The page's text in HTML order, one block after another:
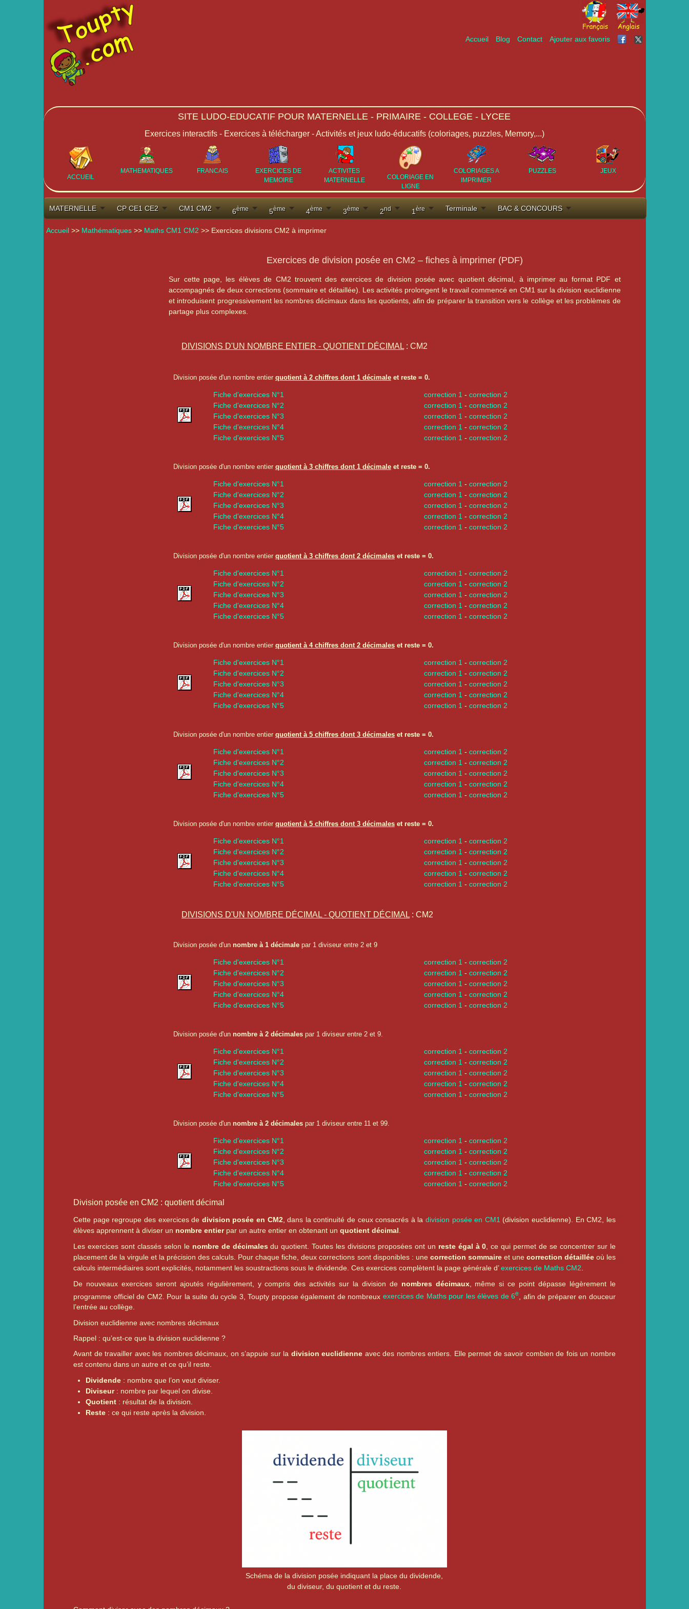
Accueil Blog Contact Ajouter aux favoris
SITE LUDO-EDUCATIF POUR MATERNELLE - PRIMAIRE - COLLEGE - LYCEE
Exercices interactifs - Exercices à télécharger - Activités et jeux ludo-éducatifs (coloriages, puzzles, Memory,...)
ACCUEIL
MATHEMATIQUES FRANCAIS
EXERCICES DE
MEMOIRE
ACTIVITES
MATERNELLE
COLORIAGE EN
LIGNE
COLORIAGES A
IMPRIMER
PUZZLES JEUX
MATERNELLE CP CE1 CE2 CM1 CM2 6ème 5ème 4ème 3ème 2nd 1ère Terminale BAC & CONCOURS
Accueil >> Mathématiques>> Maths CM1 CM2 >> Exercices divisions CM2 à imprimer
Exercices de division posée en CM2 – fiches à imprimer (PDF)
Sur cette page, les élèves de CM2 trouvent des exercices de division posée avec quotient décimal, à imprimer au format PDF et
accompagnés de deux corrections (sommaire et détaillée). Les activités prolongent le travail commencé en CM1 sur la division euclidienne
et introduisent progressivement les nombres décimaux dans les quotients, afin de préparer la transition vers le collège et les problèmes de
partage plus complexes.
DIVISIONS D'UN NOMBRE ENTIER - QUOTIENT DÉCIMAL : CM2
Division posée d'un nombre entier quotient à 2 chiffres dont 1 décimaleet reste = 0.
Fiche d'exercices N°1
Fiche d'exercices N°2
Fiche d'exercices N°3
Fiche d'exercices N°4
Fiche d'exercices N°5
correction 1 - correction 2
correction 1 - correction 2
correction 1 - correction 2
correction 1 - correction 2
correction 1 - correction 2
Division posée d'un nombre entier quotient à 3 chiffres dont 1 décimaleet reste = 0.
Fiche d'exercices N°1
Fiche d'exercices N°2
Fiche d'exercices N°3
Fiche d'exercices N°4
Fiche d'exercices N°5
correction 1 - correction 2
correction 1 - correction 2
correction 1 - correction 2
correction 1 - correction 2
correction 1 - correction 2
Division posée d'un nombre entier quotient à 3 chiffres dont 2 décimaleset reste = 0.
Fiche d'exercices N°1
Fiche d'exercices N°2
Fiche d'exercices N°3
Fiche d'exercices N°4
Fiche d'exercices N°5
correction 1 - correction 2
correction 1 - correction 2
correction 1 - correction 2
correction 1 - correction 2
correction 1 - correction 2
Division posée d'un nombre entier quotient à 4 chiffres dont 2 décimaleset reste = 0.
Fiche d'exercices N°1
Fiche d'exercices N°2
Fiche d'exercices N°3
Fiche d'exercices N°4
Fiche d'exercices N°5
correction 1 - correction 2
correction 1 - correction 2
correction 1 - correction 2
correction 1 - correction 2
correction 1 - correction 2
Division posée d'un nombre entier quotient à 5 chiffres dont 3 décimaleset reste = 0.
Fiche d'exercices N°1
Fiche d'exercices N°2
Fiche d'exercices N°3
Fiche d'exercices N°4
Fiche d'exercices N°5
correction 1 - correction 2
correction 1 - correction 2
correction 1 - correction 2
correction 1 - correction 2
correction 1 - correction 2
Division posée d'un nombre entier quotient à 5 chiffres dont 3 décimaleset reste = 0.
Fiche d'exercices N°1
Fiche d'exercices N°2
Fiche d'exercices N°3
Fiche d'exercices N°4
Fiche d'exercices N°5
correction 1 - correction 2
correction 1 - correction 2
correction 1 - correction 2
correction 1 - correction 2
correction 1 - correction 2
DIVISIONS D'UN NOMBRE DÉCIMAL - QUOTIENT DÉCIMAL : CM2
Division posée d'un nombre à 1 décimalepar 1 diviseur entre 2 et 9
Fiche d'exercices N°1
Fiche d'exercices N°2
Fiche d'exercices N°3
Fiche d'exercices N°4
Fiche d'exercices N°5
correction 1 - correction 2
correction 1 - correction 2
correction 1 - correction 2
correction 1 - correction 2
correction 1 - correction 2
Division posée d'un nombre à 2 décimalespar 1 diviseur entre 2 et 9.
Fiche d'exercices N°1
Fiche d'exercices N°2
Fiche d'exercices N°3
Fiche d'exercices N°4
Fiche d'exercices N°5
correction 1 - correction 2
correction 1 - correction 2
correction 1 - correction 2
correction 1 - correction 2
correction 1 - correction 2
Division posée d'un nombre à 2 décimalespar 1 diviseur entre 11 et 99.
Fiche d'exercices N°1
Fiche d'exercices N°2
Fiche d'exercices N°3
Fiche d'exercices N°4
Fiche d'exercices N°5
correction 1 - correction 2
correction 1 - correction 2
correction 1 - correction 2
correction 1 - correction 2
correction 1 - correction 2
Division posée en CM2 : quotient décimal
Cette page regroupe des exercices de division posée en CM2, dans la continuité de ceux consacrés à la division posée en CM1 (division euclidienne). En CM2, les
élèves apprennent à diviser un nombre entierpar un autre entier en obtenant unquotient décimal
Les exercices sont classés selon le nombre de décimales du quotient. Toutes les divisions proposées ont un reste égal à 0 , ce qui permet de se concentrer sur le
placement de la virgule et la précision des calculs. Pour chaque fiche, deux corrections sont disponibles : une correction sommaireet une correction détailléeoù les
calculs intermédiaires sont explicités, notamment les soustractions sous le dividende. Ces exercices complètent la page générale d’exercices de Maths CM2
De nouveaux exercices seront ajoutés régulièrement, y compris des activités sur la division de nombres décimaux, même si ce point dépasse légèrement le
programme officiel de CM2. Pour la suite du cycle 3, Toupty propose également de nombreux exercices de Maths pour les élèves de 6e
, afin de préparer en douceur
l’entrée au collège.
Division euclidienne avec nombres décimaux
Rappel : qu’est-ce que la division euclidienne ?
Avant de travailler avec les nombres décimaux, on s’appuie sur la division euclidienne avec des nombres entiers. Elle permet de savoir combien de fois un nombre
est contenu dans un autre et ce qu’il reste.
Dividende: nombre que l’on veut diviser.
Diviseur: nombre par lequel on divise.
Quotient: résultat de la division.
Reste: ce qui reste après la division.
Schéma de la division posée indiquant la place du dividende,
du diviseur, du quotient et du reste.